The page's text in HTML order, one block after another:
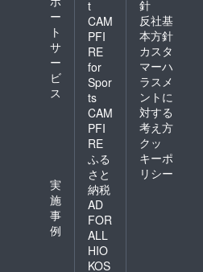
ー
ト
サ
ー
ビ
ス
実
施
事
例
t
CAM
PFI
RE
for
Spor
ts
CAM
PFI
RE
ふる
さと
納税
AD
FOR
ALL
HIO
KOS
針
反社基
本方針
カスタ
マーハ
ラスメ
ントに
対する
考え方
クッ
キーポ
リシー